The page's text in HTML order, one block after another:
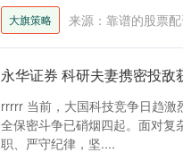
大旗策略 来源：靠谱的股票
永华证券 科研夫妻携密投
rrrrr 当前，大国科技竞争日趋
全保密斗争已硝烟四起。面对复
职、严守纪律，坚....